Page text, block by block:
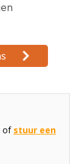
of stuur een